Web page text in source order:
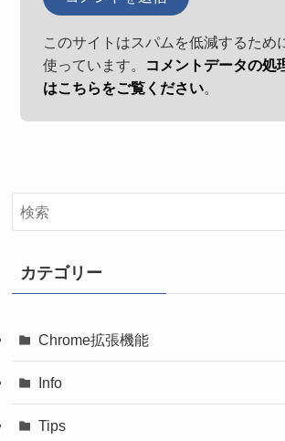
このサイトはスパムを低減するため
使っています。
コメントデータの処
はこちらをご覧ください。
カテゴリー
Chrome拡張機能
Info
Tips